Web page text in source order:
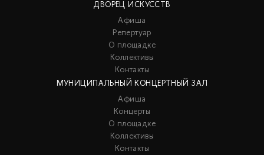
ДВОРЕЦ ИСКУССТВ
Афиша
Репертуар
О площадке
Коллективы
Контакты
МУНИЦИПАЛЬНЫЙ КОНЦЕРТНЫЙ ЗАЛ
Афиша
Концерты
О площадке
Коллективы
Контакты